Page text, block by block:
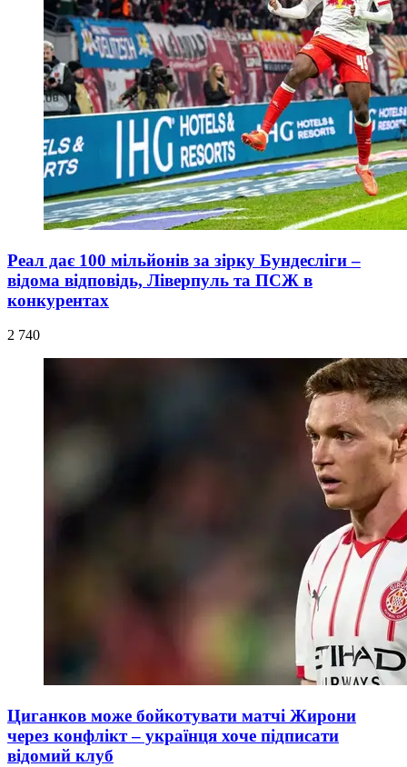
Реал дає 100 мільйонів за зірку Бундесліги –
відома відповідь, Ліверпуль та ПСЖ в
конкурентах
2 740
Циганков може бойкотувати матчі Жирони
через конфлікт – українця хоче підписати
відомий клуб